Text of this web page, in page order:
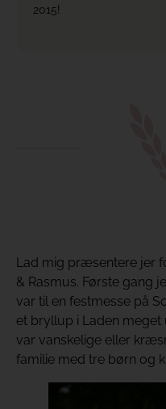
2015!
Lad mig præsentere jer
& Rasmus. Første gang
var til en festmesse på
et bryllup i Laden
var vanskelige eller
familie med tre børn og